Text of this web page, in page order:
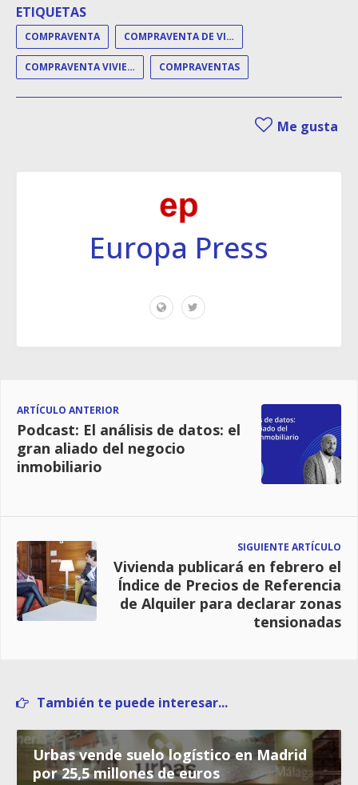
ETIQUETAS
COMPRAVENTA COMPRAVENTA DE VIVIENDAS
COMPRAVENTA VIVIENDA COMPRAVENTAS
Me gusta
Europa Press
ARTÍCULO ANTERIOR
Podcast: El análisis de datos: el
gran aliado del negocio
inmobiliario
SIGUIENTE ARTÍCULO
Vivienda publicará en febrero el
Índice de Precios de Referencia
de Alquiler para declarar zonas
tensionadas
También te puede interesar...
Urbas vende suelo logístico en Madrid
por 25,5 millones de euros